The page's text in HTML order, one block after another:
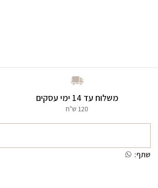
משלוח עד 14 ימי עסקים
120 ש"ח
שתף: